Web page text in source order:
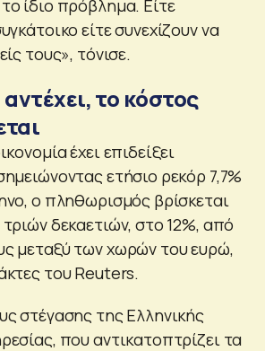
ίδιο πρόβλημα. Είτε
είτε συνεχίζουν να
τους», τόνισε.
το κόστος
έχει επιδείξει
ετήσιο ρεκόρ 7,7%
ο πληθωρισμός βρίσκεται
δεκαετιών, στο 12%, από
μεταξύ των χωρών του ευρώ,
του Reuters.
στέγασης της Ελληνικής
που αντικατοπτρίζει τα